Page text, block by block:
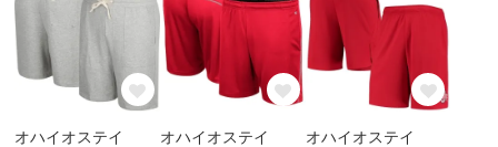
オハイオステイ
オハイオステイ
オハイオステイ